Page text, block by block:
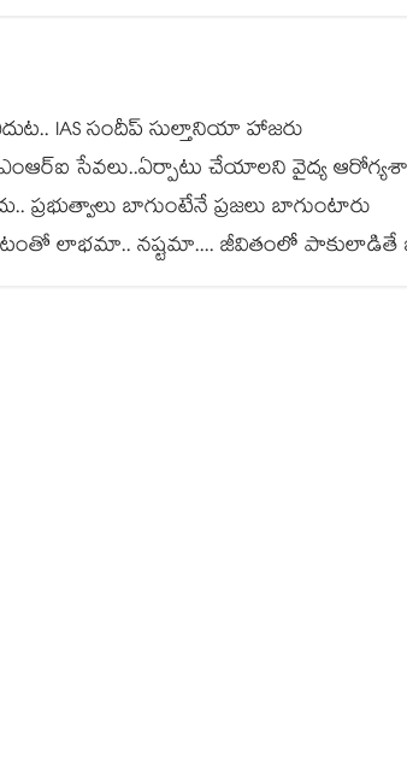
IAS సందీప్ సుల్తానియా హాజరు
సేవలు..ఏర్పాటు చేయాలని వైద్య
ప్రభుత్వాలు బాగుంటేనే ప్రజలు బాగుంటారు
లాభమా.. నష్టమా.... జీవితంలో పాకులాడితే